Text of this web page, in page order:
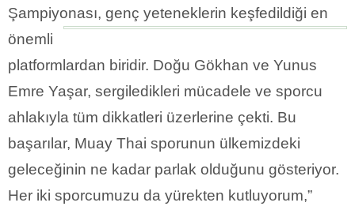
Şampiyonası, genç yeteneklerin keşfedildiği en
önemli
platformlardan biridir. Doğu Gökhan ve Yunus
Emre Yaşar, sergiledikleri mücadele ve sporcu
ahlakıyla tüm dikkatleri üzerlerine çekti. Bu
başarılar, Muay Thai sporunun ülkemizdeki
geleceğinin ne kadar parlak olduğunu gösteriyor.
Her iki sporcumuzu da yürekten kutluyorum,”